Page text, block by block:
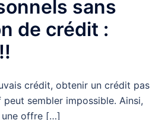
sans
de crédit :
crédit, obtenir un crédit pas
sembler impossible. Ainsi,
une offre […]